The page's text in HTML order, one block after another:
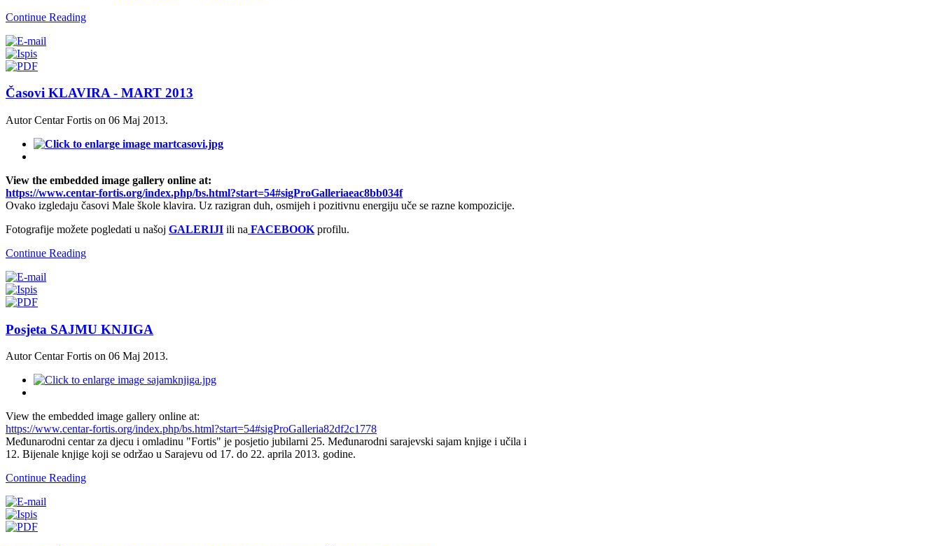
Continue Reading
Časovi KLAVIRA - MART 2013
Autor Centar Fortis on 06 Maj 2013.
View the embedded image gallery online at:
https://www.centar-fortis.org/index.php/bs.html?start=54#sigProGalleriaeac8bb034f
Ovako izgledaju časovi Male škole klavira. Uz razigran duh, osmijeh i pozitivnu energiju uče se razne kompozicije.
Fotografije možete pogledati u našoj GALERIJI ili na FACEBOOK profilu.
Continue Reading
Posjeta SAJMU KNJIGA
Autor Centar Fortis on 06 Maj 2013.
View the embedded image gallery online at:
https://www.centar-fortis.org/index.php/bs.html?start=54#sigProGalleria82df2c1778
Međunarodni centar za djecu i omladinu "Fortis" je posjetio jubilarni 25. Međunarodni sarajevski sajam knjige i učila i
12. Bijenale knjige koji se održao u Sarajevu od 17. do 22. aprila 2013. godine.
Continue Reading